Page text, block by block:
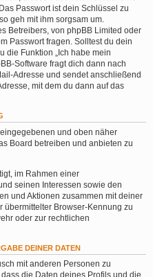
Passwort ist dein Schlüssel zu
geh mit ihm sorgsam um.
Betreibers, von phpBB Limited oder
Passwort fragen. Solltest du dein
die Funktion „Ich habe mein
Software fragt dich dann nach
Adresse und sendet anschließend
mit dem du dann auf das
und oben näher
Board betreiben und anbieten zu
im Rahmen einer
seinen Interessen sowie den
und Aktionen zusammen mit deiner
übermittelter Browser-Kennung zu
oder zur rechtlichen
DEINER DATEN
mit anderen Personen zu
die Daten deines Profils und die